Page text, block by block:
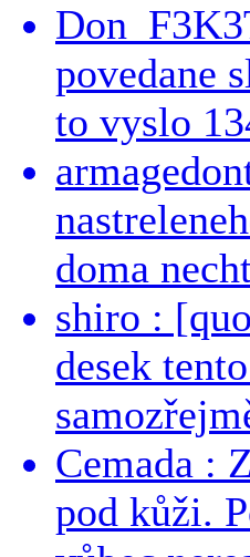
povedane
to vyslo
doma
shiro :
desek
Cemada :
pod kůži.